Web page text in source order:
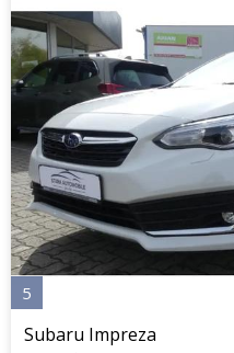
5
Subaru Impreza